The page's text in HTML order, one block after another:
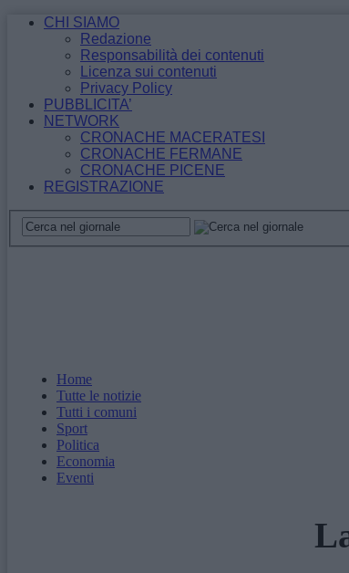
CHI SIAMO
Redazione
Responsabilità dei contenuti
Licenza sui contenuti
Privacy Policy
PUBBLICITA’
NETWORK
CRONACHE MACERATESI
CRONACHE FERMANE
CRONACHE PICENE
REGISTRAZIONE
Home
Tutte le notizie
Tutti i comuni
Sport
Politica
Economia
Eventi